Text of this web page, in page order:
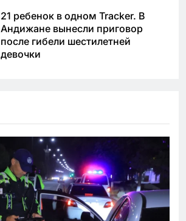
21 ребенок в одном Tracker. В
Андижане вынесли приговор
после гибели шестилетней
девочки